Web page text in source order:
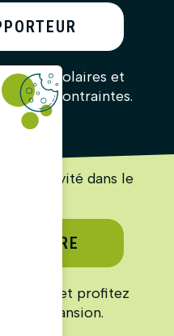
solaires et
sans contraintes.
activité dans le
et profitez
expansion.